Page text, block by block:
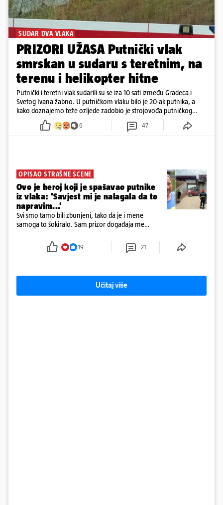
SUDAR DVA VLAKA
PRIZORI UŽASA Putnički vlak
smrskan u sudaru s teretnim, na
terenu i helikopter hitne
Putnički i teretni vlak sudarili su se iza 10 sati između Gradeca i
Svetog Ivana žabno. U putničkom vlaku bilo je 20-ak putnika, a
kako doznajemo teže ozljede zadobio je strojovođa putničkog
vlaka. Zatvoren je promet, a fotoreporteri Prigorskog objavili su
prve snimke s mjesta sudara
6 47
OPISAO STRAŠNE SCENE
Ovo je heroj koji je spašavao putnike
iz vlaka: 'Savjest mi je nalagala da to
napravim...'
Svi smo tamo bili zbunjeni, tako da je i mene
samoga to šokiralo. Sam prizor događaja me
19 21
Učitaj više